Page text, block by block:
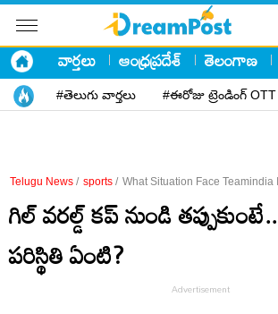
వార్తలు ఆంధ్రప్రదేశ్ తెలంగాణ
#తెలుగు వార్తలు #ఈరోజు ట్రెండింగ్
Telugu News / sports / What Situation Face Teamindia
గిల్ వరల్డ్ కప్ నుండి
పరిస్థితి ఏంటి?